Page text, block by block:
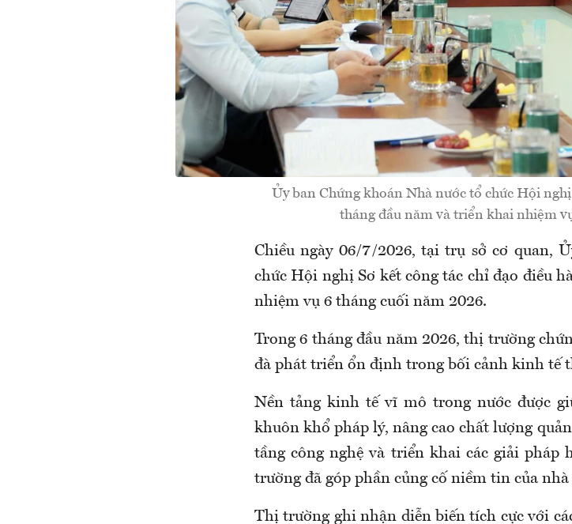
Ủy ban Chứng khoán Nhà nước tổ chức Hội
tháng đầu năm và triển khai nhiệm
Chiều ngày 06/7/2026, tại trụ sở cơ quan,
chức Hội nghị Sơ kết công tác chỉ đạo điều
nhiệm vụ 6 tháng cuối năm 2026.
Trong 6 tháng đầu năm 2026, thị trường
đà phát triển ổn định trong bối cảnh kinh tế
Nền tảng kinh tế vĩ mô trong nước được
khuôn khổ pháp lý, nâng cao chất lượng
tầng công nghệ và triển khai các giải pháp
trường đã góp phần củng cố niềm tin của nhà
Thị trường ghi nhận diễn biến tích cực với